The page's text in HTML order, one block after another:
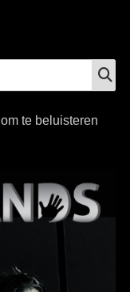
om te beluisteren